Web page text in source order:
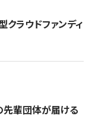
ラウドファンディ
先輩団体が届ける